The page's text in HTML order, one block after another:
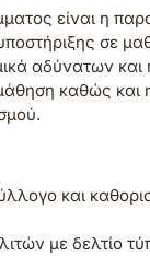
είναι η
σε
αδύνατων και
καθώς
και
με δελτίο